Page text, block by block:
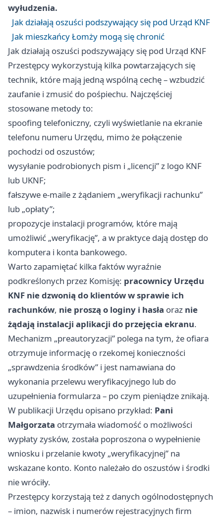
wyłudzenia.
Jak działają oszuści podszywający się pod Urząd KNF
Jak mieszkańcy Łomży mogą się chronić
Jak działają oszuści podszywający się pod Urząd KNF
Przestępcy wykorzystują kilka powtarzających się
technik, które mają jedną wspólną cechę – wzbudzić
zaufanie i zmusić do pośpiechu. Najczęściej
stosowane metody to:
spoofing telefoniczny, czyli wyświetlanie na ekranie
telefonu numeru Urzędu, mimo że połączenie
pochodzi od oszustów;
wysyłanie podrobionych pism i „licencji” z logo KNF
lub UKNF;
fałszywe e‑maile z żądaniem „weryfikacji rachunku”
lub „opłaty”;
propozycje instalacji programów, które mają
umożliwić „weryfikację”, a w praktyce dają dostęp do
komputera i konta bankowego.
Warto zapamiętać kilka faktów wyraźnie
podkreślonych przez Komisję: pracownicy Urzędu
KNF nie dzwonią do klientów w sprawie ich
rachunków, nie proszą o loginy i hasła oraz nie
żądają instalacji aplikacji do przejęcia ekranu.
Mechanizm „preautoryzacji” polega na tym, że ofiara
otrzymuje informację o rzekomej konieczności
„sprawdzenia środków” i jest namawiana do
wykonania przelewu weryfikacyjnego lub do
uzupełnienia formularza – po czym pieniądze znikają.
W publikacji Urzędu opisano przykład: Pani
Małgorzata otrzymała wiadomość o możliwości
wypłaty zysków, została poproszona o wypełnienie
wniosku i przelanie kwoty „weryfikacyjnej” na
wskazane konto. Konto należało do oszustów i środki
nie wróciły.
Przestępcy korzystają też z danych ogólnodostępnych
– imion, nazwisk i numerów rejestracyjnych firm